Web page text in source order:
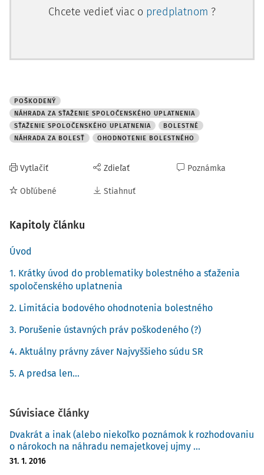
pri škode na zdraví odškodniť bolesti a sťaženie jeho
účinnú vyhlášku ministerstiev zdravotníctva a
bolesti a sťaženia spoločenského uplatnenia. Nové
pravidlá si vyžiadala nielen zmena spoločenských
pomerov, ale predovšetkým neobmedzená možnosť zv
Chcete vedieť viac o predplatnom ?
POŠKODENÝ
NÁHRADA ZA SŤAŽENIE SPOLOČENSKÉHO UPLATNENIA
SŤAŽENIE SPOLOČENSKÉHO UPLATNENIA
BOLESTNÉ
NÁHRADA ZA BOLESŤ
OHODNOTENIE BOLESTNÉHO
Vytlačiť
Obľúbené
Zdieľať
Stiahnuť
Poznámka
Kapitoly článku
Úvod
1. Krátky úvod do problematiky bolestného a sťaženia
spoločenského uplatnenia
2. Limitácia bodového ohodnotenia bolestného
3. Porušenie ústavných práv poškodeného (?)
4. Aktuálny právny záver Najvyššieho súdu SR
5. A predsa len...
Súvisiace články
Dvakrát a inak (alebo niekoľko poznámok k rozhodovaniu
o nárokoch na náhradu nemajetkovej ujmy ...
31. 1. 2016